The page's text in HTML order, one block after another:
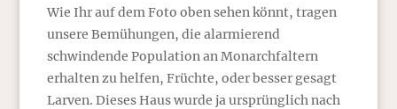
Wie Ihr auf dem Foto oben sehen könnt, tragen
unsere Bemühungen, die alarmierend
schwindende Population an Monarchfaltern
erhalten zu helfen, Früchte, oder besser gesagt
Larven. Dieses Haus wurde ja ursprünglich nach